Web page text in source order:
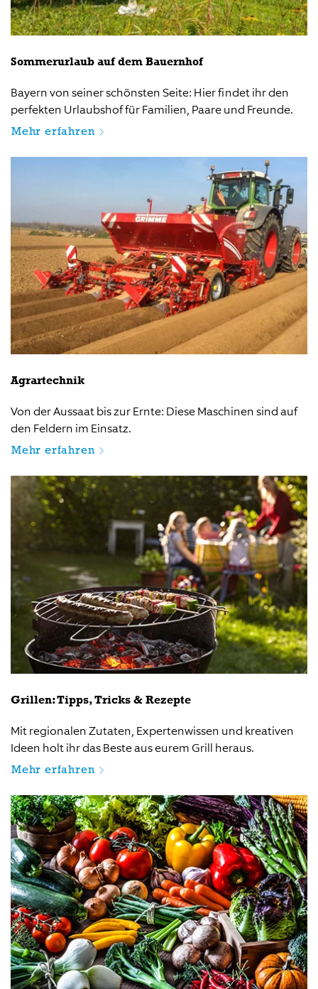
Sommerurlaub auf dem Bauernhof
Bayern von seiner schönsten Seite: Hier findet ihr den
perfekten Urlaubshof für Familien, Paare und Freunde.
Mehr erfahren
Agrartechnik
Von der Aussaat bis zur Ernte: Diese Maschinen sind auf
den Feldern im Einsatz.
Mehr erfahren
Grillen: Tipps, Tricks & Rezepte
Mit regionalen Zutaten, Expertenwissen und kreativen
Ideen holt ihr das Beste aus eurem Grill heraus.
Mehr erfahren